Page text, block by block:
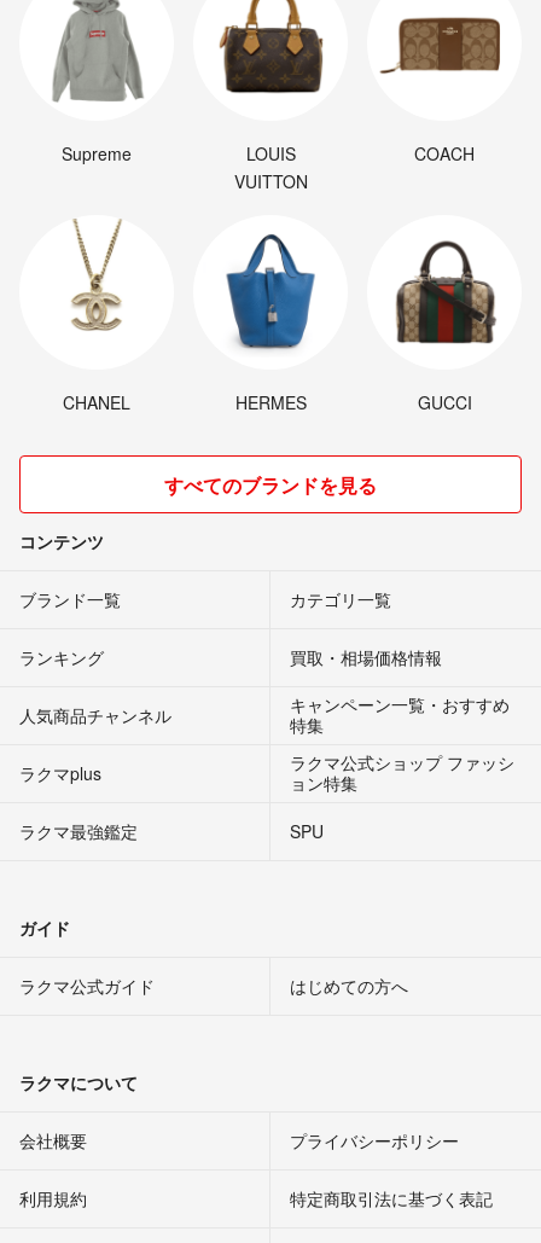
Supreme
LOUIS
VUITTON
COACH
CHANEL HERMES GUCCI
すべてのブランドを見る
コンテンツ
ブランド一覧 カテゴリ一覧
ランキング 買取・相場価格情報
人気商品チャンネル
キャンペーン一覧・おすすめ
特集
ラクマplus
ラクマ公式ショップ ファッシ
ョン特集
ラクマ最強鑑定
SPU
ガイド
ラクマ公式ガイド はじめての方へ
ラクマについて
会社概要 プライバシーポリシー
利用規約 特定商取引法に基づく表記